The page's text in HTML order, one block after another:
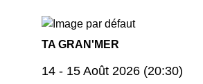
TA GRAN'MER
14 - 15 Août 2026 (20:30)